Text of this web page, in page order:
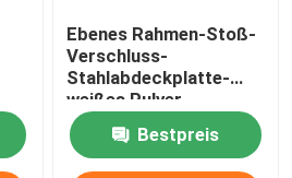
Ebenes Rahmen-Stoß-
Verschluss-
Stahlabdeckplatte-
weißes Pulver-
überzogene
Schattenfuge
Bestpreis